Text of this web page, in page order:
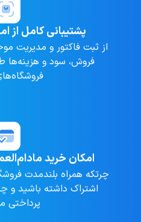
پشتیبانی کامل از
از ثبت فاکتور و مدیریت
فروش، سود و
امکان خرید
چرتکه همراه بلندمدت
اشتراک داشته باشید و
پرداختی